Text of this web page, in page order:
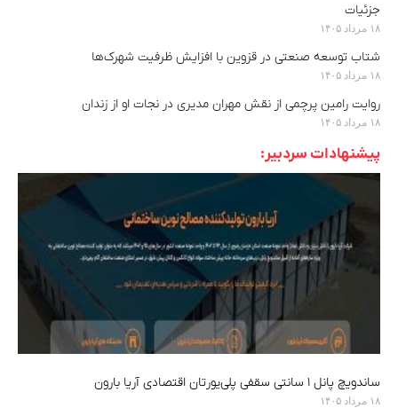
جزئیات
۱۸ مرداد ۱۴۰۵
شتاب توسعه صنعتی در قزوین با افزایش ظرفیت شهرک‌ها
۱۸ مرداد ۱۴۰۵
روایت رامین پرچمی از نقش مهران مدیری در نجات او از زندان
۱۸ مرداد ۱۴۰۵
پیشنهادات سردبیر:
ساندویچ پانل ۱ سانتی سقفی پلی‌یورتان اقتصادی آریا بارون
۱۸ مرداد ۱۴۰۵